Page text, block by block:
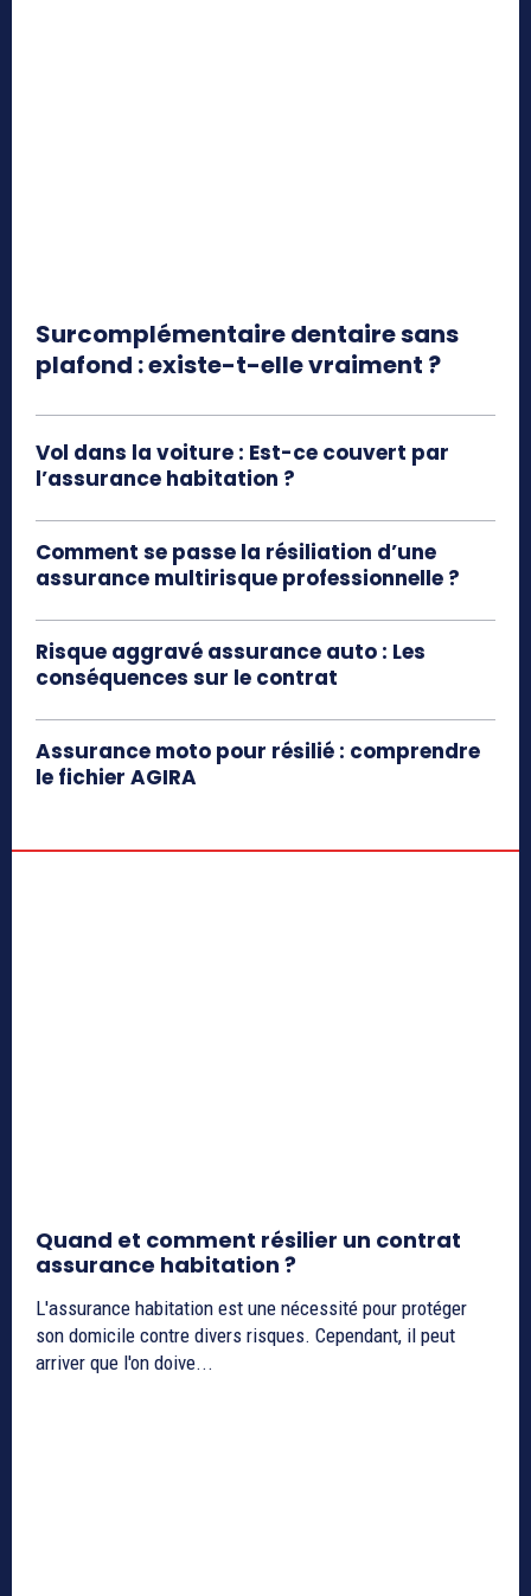
Surcomplémentaire dentaire sans
plafond : existe-t-elle vraiment ?
Vol dans la voiture : Est-ce couvert par
l’assurance habitation ?
Comment se passe la résiliation d’une
assurance multirisque professionnelle ?
Risque aggravé assurance auto : Les
conséquences sur le contrat
Assurance moto pour résilié : comprendre
le fichier AGIRA
Quand et comment résilier un contrat
assurance habitation ?
L'assurance habitation est une nécessité pour protéger
son domicile contre divers risques. Cependant, il peut
arriver que l'on doive...